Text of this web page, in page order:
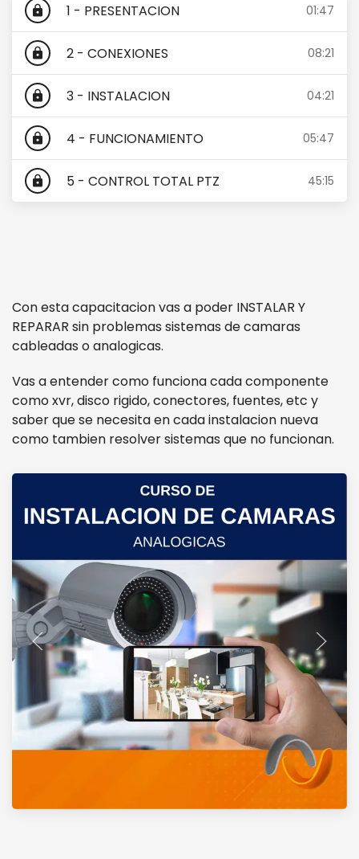
lock 1 - PRESENTACION 01:47
lock 2 - CONEXIONES 08:21
lock 3 - INSTALACION 04:21
lock 4 - FUNCIONAMIENTO 05:47
lock 5 - CONTROL TOTAL PTZ 45:15
Con esta capacitacion vas a poder INSTALAR Y
REPARAR sin problemas sistemas de camaras
cableadas o analogicas.
Vas a entender como funciona cada componente
como xvr, disco rigido, conectores, fuentes, etc y
saber que se necesita en cada instalacion nueva
como tambien resolver sistemas que no funcionan.